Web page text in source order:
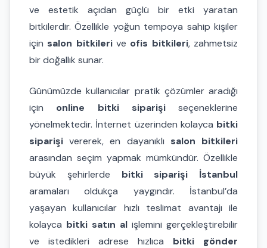
ve estetik açıdan güçlü bir etki yaratan
bitkilerdir. Özellikle yoğun tempoya sahip kişiler
için salon bitkilerive ofis bitkileri, zahmetsiz
bir doğallık sunar.
Günümüzde kullanıcılar pratik çözümler aradığı
için online bitki siparişiseçeneklerine
yönelmektedir. İnternet üzerinden kolayca bitki
siparişi vererek, en dayanıklı salon bitkileri
arasından seçim yapmak mümkündür. Özellikle
büyük şehirlerde bitki siparişi İstanbul
aramaları oldukça yaygındır. İstanbul’da
yaşayan kullanıcılar hızlı teslimat avantajı ile
kolayca bitki satın al işlemini gerçekleştirebilir
ve istedikleri adrese hızlıca bitki gönder